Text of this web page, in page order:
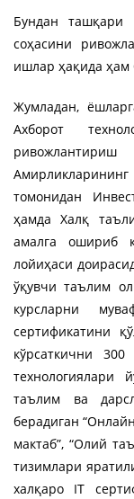
Бундан ташқари
соҳасини
ишлар ҳақида ҳам
Жумладан,
Ахборот
томонидан
ҳамда Халқ
амалга ошириб
лойиҳаси
ўқувчи таълим
курсларни
сертификатини
кўрсаткични
технологиялари
таълим ва
берадиган
мактаб”, “Олий
тизимлари
халқаро IT